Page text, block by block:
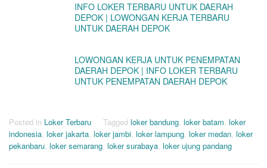
INFO LOKER TERBARU UNTUK DAERAH
DEPOK | LOWONGAN KERJA TERBARU
UNTUK DAERAH DEPOK
LOWONGAN KERJA UNTUK PENEMPATAN
DAERAH DEPOK | INFO LOKER TERBARU
UNTUK PENEMPATAN DAERAH DEPOK
Posted in Loker Terbaru Tagged loker bandung, loker batam, loker
indonesia, loker jakarta, loker jambi, loker lampung, loker medan, loker
pekanbaru, loker semarang, loker surabaya, loker ujung pandang